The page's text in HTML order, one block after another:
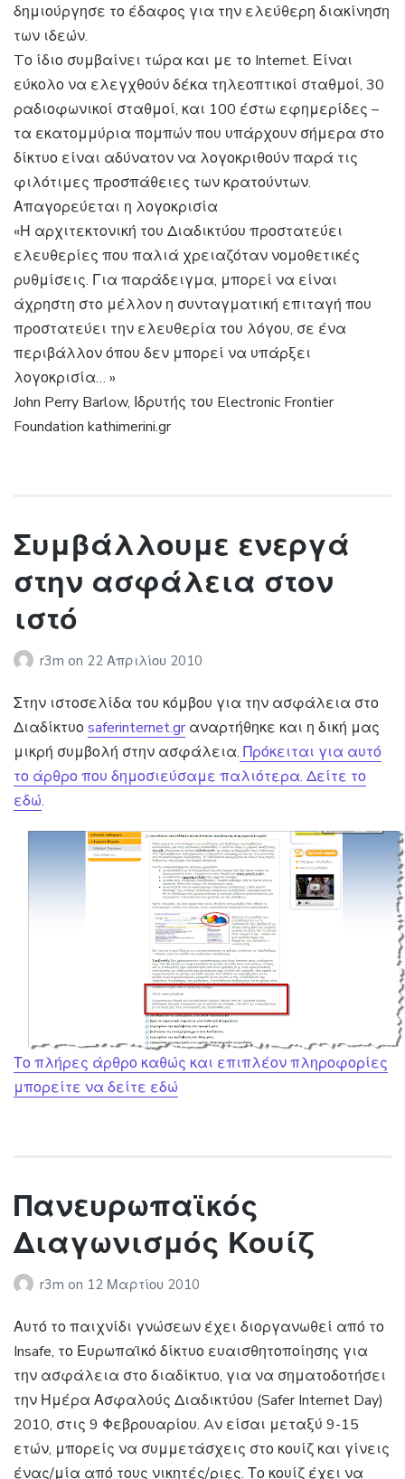
δημιούργησε το έδαφος για την ελεύθερη διακίνηση
των ιδεών.
Tο ίδιο συμβαίνει τώρα και με το Internet. Είναι
εύκολο να ελεγχθούν δέκα τηλεοπτικοί σταθμοί, 30
ραδιοφωνικοί σταθμοί, και 100 έστω εφημερίδες –
τα εκατομμύρια πομπών που υπάρχουν σήμερα στο
δίκτυο είναι αδύνατον να λογοκριθούν παρά τις
φιλότιμες προσπάθειες των κρατούντων.
Απαγορεύεται η λογοκρισία
«Η αρχιτεκτονική του Διαδικτύου προστατεύει
ελευθερίες που παλιά χρειαζόταν νομοθετικές
ρυθμίσεις. Για παράδειγμα, μπορεί να είναι
άχρηστη στο μέλλον η συνταγματική επιταγή που
προστατεύει την ελευθερία του λόγου, σε ένα
περιβάλλον όπου δεν μπορεί να υπάρξει
λογοκρισία… »
John Perry Barlow, Ιδρυτής του Electronic Frontier
Foundation kathimerini.gr
Συμβάλλουμε ενεργά
στην ασφάλεια στον
ιστό
r3m on 22 Απριλίου 2010
Στην ιστοσελίδα του κόμβου για την ασφάλεια στο
Διαδίκτυοsaferinternet.grαναρτήθηκε και η δική μας
μικρή συμβολή στην ασφάλεια. Πρόκειται για αυτό
το άρθρο που δημοσιεύσαμε παλιότερα. Δείτε το
εδώ.
Το πλήρες άρθρο καθώς και επιπλέον πληροφορίες
μπορείτε να δείτε εδώ
Πανευρωπαϊκός
Διαγωνισμός Κουίζ
r3m on 12 Μαρτίου 2010
Αυτό το παιχνίδι γνώσεων έχει διοργανωθεί από το
Insafe, το Ευρωπαϊκό δίκτυο ευαισθητοποίησης για
την ασφάλεια στο διαδίκτυο, για να σηματοδοτήσει
την Ημέρα Ασφαλούς Διαδικτύου (Safer Internet Day)
2010, στις 9 Φεβρουαρίου. Aν είσαι μεταξύ 9-15
ετών, μπορείς να συμμετάσχεις στο κουίζ και γίνεις
ένας/μία από τους νικητές/ριες. Το κουίζ έχει να